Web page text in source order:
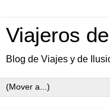
Viajeros
Blog de Viajes y de